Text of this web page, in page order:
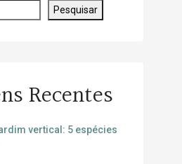
Pesquisar
Recentes
vertical: 5 espécies